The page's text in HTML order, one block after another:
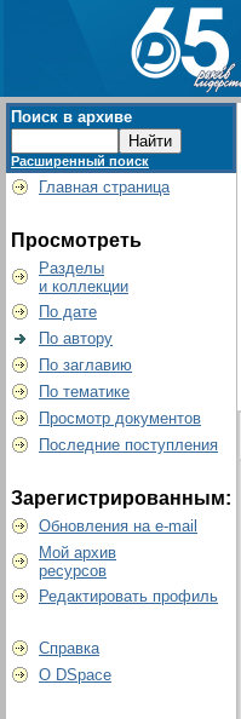
Поиск в архиве
Расширенный поиск
Главная страница
Просмотреть
Разделы
и коллекции
По дате
По автору
По заглавию
По тематике
Просмотр документов
Последние поступления
Зарегистрированным:
Обновления на e-mail
Мой архив
ресурсов
Редактировать профиль
Справка
О DSpace